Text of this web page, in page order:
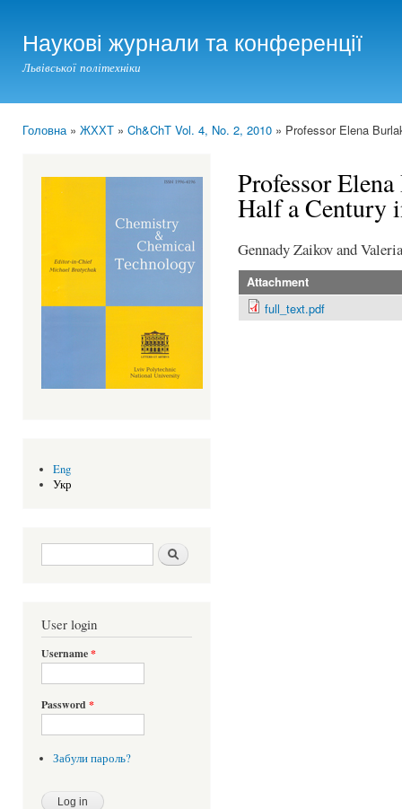
Наукові журнали та конференції
Львівської політехніки
Головна» ЖХХТ » Ch&ChT Vol. 4, No. 2, 2010 » Professor Elena
Eng
Укр
Search form Шукати
User login
Username*
Password *
Забули пароль?
Professor
Half a Century
Gennady Zaikov and
Attachment
full_text.pdf